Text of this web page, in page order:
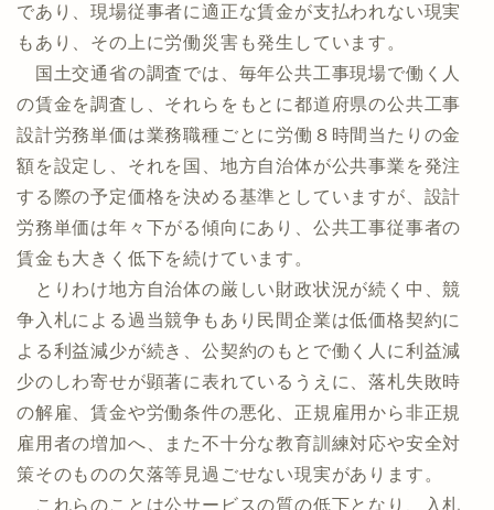
であり、現場従事者に適正な賃金が支払われない現実
もあり、その上に労働災害も発生しています。
国土交通省の調査では、毎年公共工事現場で働く人
の賃金を調査し、それらをもとに都道府県の公共工事
設計労務単価は業務職種ごとに労働８時間当たりの金
額を設定し、それを国、地方自治体が公共事業を発注
する際の予定価格を決める基準としていますが、設計
労務単価は年々下がる傾向にあり、公共工事従事者の
賃金も大きく低下を続けています。
とりわけ地方自治体の厳しい財政状況が続く中、競
争入札による過当競争もあり民間企業は低価格契約に
よる利益減少が続き、公契約のもとで働く人に利益減
少のしわ寄せが顕著に表れているうえに、落札失敗時
の解雇、賃金や労働条件の悪化、正規雇用から非正規
雇用者の増加へ、また不十分な教育訓練対応や安全対
策そのものの欠落等見過ごせない現実があります。
これらのことは公サービスの質の低下となり、入札